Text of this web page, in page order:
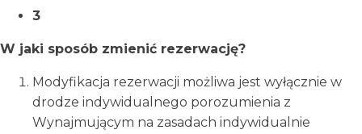
3
W jaki sposób zmienić rezerwację?
Modyfikacja rezerwacji możliwa jest wyłącznie w
drodze indywidualnego porozumienia z
Wynajmującym na zasadach indywidualnie